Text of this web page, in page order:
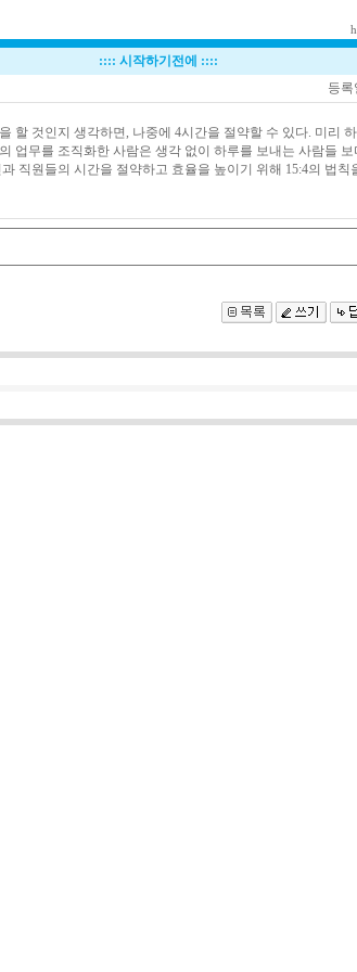
:::: 시작하기전에
::::
등록
할 것인지 생각하면, 나중에 4시간을 절약할 수 있다. 미리
업무를 조직화한 사람은 생각 없이 하루를 보내는 사람들 보
직원들의 시간을 절약하고 효율을 높이기 위해 15:4의 법칙